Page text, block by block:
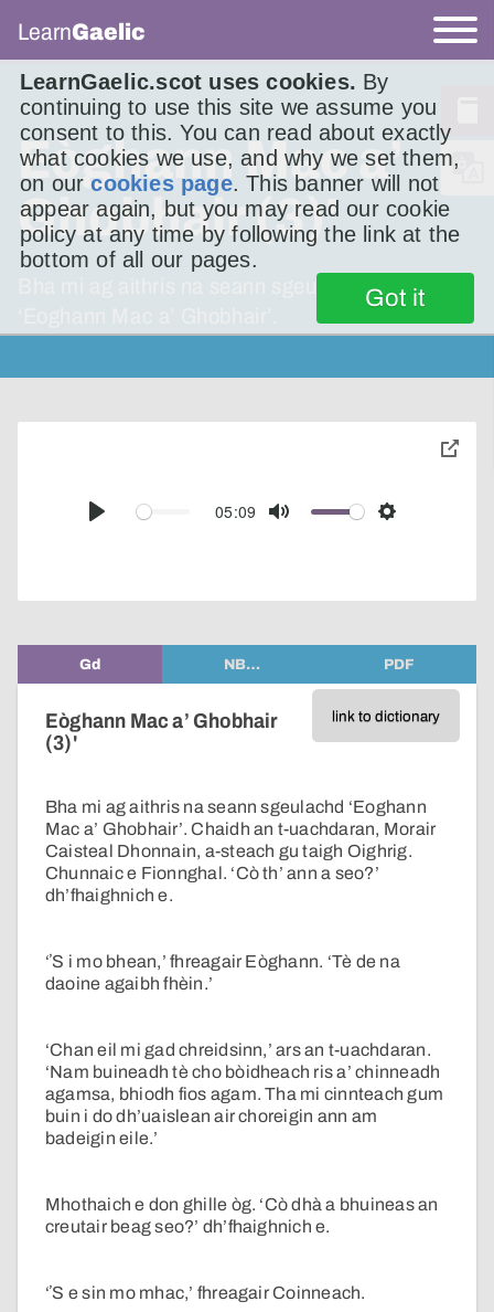
LearnGaelic.scot uses cookies. By
continuing to use this site we assume you
consent to this. You can read about exactly
what cookies we use, and why we set them,
on ourcookies page. This banner will not
appear again, but you may read our cookie
policy at any time by following the link at the
bottom of all our pages.
Got it
LearnGaelic
Eòghann Mac a’
Ghobhair (3)'
Bha mi ag aithris na seann sgeulachd
Play
05:09
Mute Settings
toggle
Gd NB… PDF
link to dictionary
Eòghann Mac a’ Ghobhair
(3)'
Bha mi ag aithris na seann sgeulachd ‘Eoghann
Mac a’ Ghobhair’. Chaidh an t-uachdaran, Morair
Caisteal Dhonnain, a-steach gu taigh Oighrig.
Chunnaic e Fionnghal. ‘Cò th’ ann a seo?’
dh’fhaighnich e.
‘ʼS i mo bhean,’ fhreagair Eòghann. ‘Tè de na
daoine agaibh fhèin.’
‘Chan eil mi gad chreidsinn,’ ars an t-uachdaran.
‘Nam buineadh tè cho bòidheach ris a’ chinneadh
agamsa, bhiodh fios agam. Tha mi cinnteach gum
buin i do dh’uaislean air choreigin ann am
badeigin eile.’
Mhothaich e don ghille òg. ‘Cò dhà a bhuineas an
creutair beag seo?’ dh’fhaighnich e.
‘ʼS e sin mo mhac,’ fhreagair Coinneach.